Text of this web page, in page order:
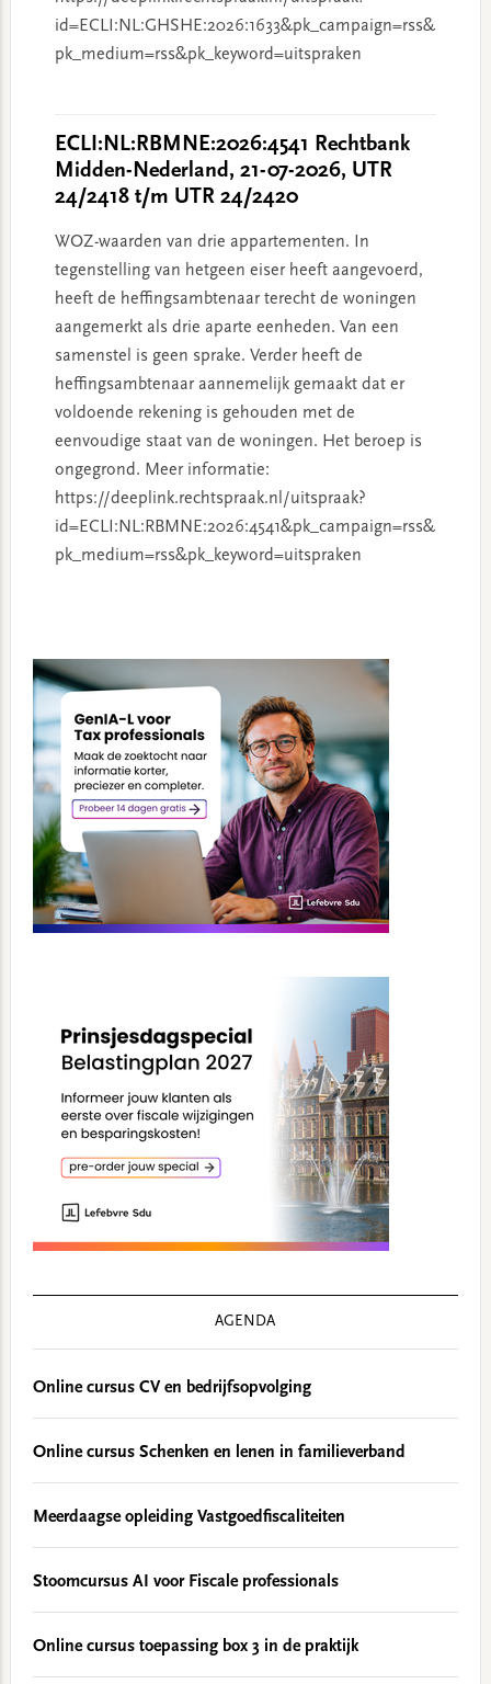
id=ECLI:NL:GHSHE:2026:1633&pk_campaign=rss&
pk_medium=rss&pk_keyword=uitspraken
ECLI:NL:RBMNE:2026:4541 Rechtbank
Midden-Nederland, 21-07-2026, UTR
24/2418 t/m UTR 24/2420
WOZ-waarden van drie appartementen. In
tegenstelling van hetgeen eiser heeft aangevoerd,
heeft de heffingsambtenaar terecht de woningen
aangemerkt als drie aparte eenheden. Van een
samenstel is geen sprake. Verder heeft de
heffingsambtenaar aannemelijk gemaakt dat er
voldoende rekening is gehouden met de
eenvoudige staat van de woningen. Het beroep is
ongegrond. Meer informatie:
https://deeplink.rechtspraak.nl/uitspraak?
id=ECLI:NL:RBMNE:2026:4541&pk_campaign=rss&
pk_medium=rss&pk_keyword=uitspraken
Sidebar
AGENDA
Online cursus CV en bedrijfsopvolging
Online cursus Schenken en lenen in familieverband
Meerdaagse opleiding Vastgoedfiscaliteiten
Stoomcursus AI voor Fiscale professionals
Online cursus toepassing box 3 in de praktijk